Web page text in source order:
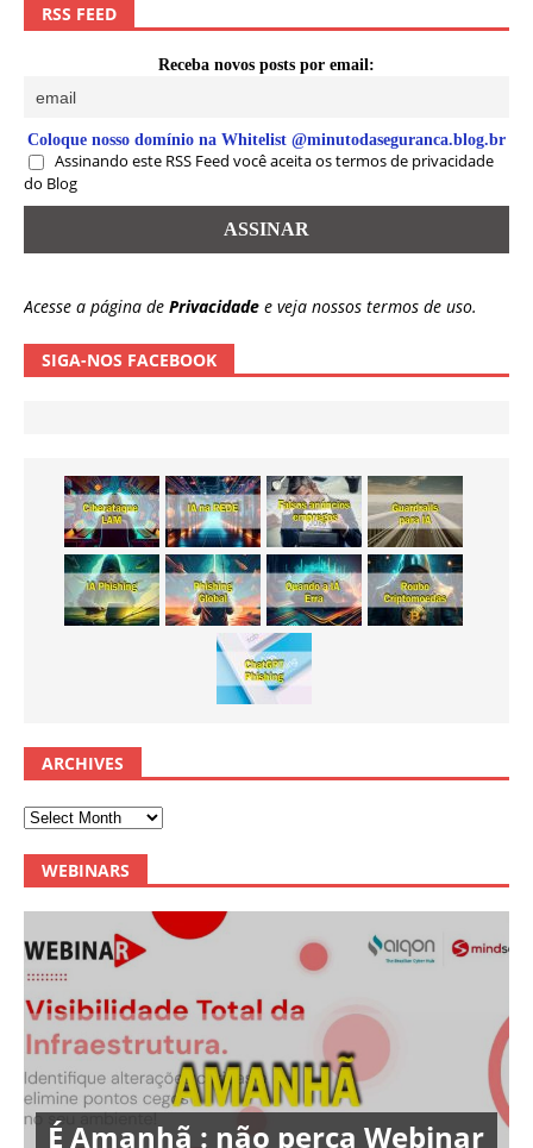
RSS FEED
Receba novos posts por email:
Coloque nosso domínio na Whitelist @minutodaseguranca.blog.br
Assinando este RSS Feed você aceita os termos de privacidade
do Blog
Acesse a página de Privacidade e veja nossos termos de uso.
SIGA-NOS FACEBOOK
ARCHIVES
WEBINARS
É Amanhã : não perca Webinar